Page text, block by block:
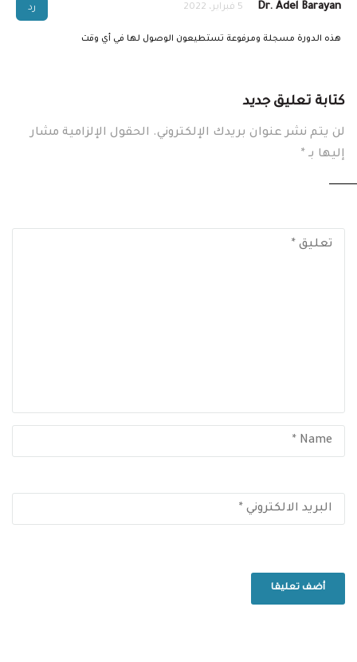
Dr. Adel Barayan 5 فبراير، 2022 رد
هذه الدورة مسجلة ومرفوعة تستطيعون الوصول لها في أي وقت
كتابة تعليق جديد
لن يتم نشر عنوان بريدك الإلكتروني. الحقول الإلزامية مشار
إليها بـ *